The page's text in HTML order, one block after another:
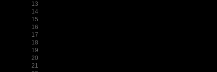
13
14
15
16
17
18
19
20
21